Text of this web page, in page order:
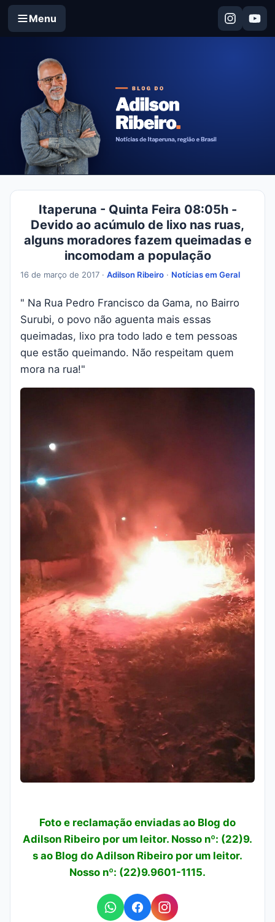
Menu
Itaperuna - Quinta Feira 08:05h -
Devido ao acúmulo de lixo nas ruas,
alguns moradores fazem queimadas e
incomodam a população
16 de março de 2017 · Adilson Ribeiro · Notícias em Geral
" Na Rua Pedro Francisco da Gama, no Bairro
Surubi, o povo não aguenta mais essas
queimadas, lixo pra todo lado e tem pessoas
que estão queimando. Não respeitam quem
mora na rua!"
Foto e reclamação enviadas ao Blog do
Adilson Ribeiro por um leitor. Nosso nº: (22)9.
s ao Blog do Adilson Ribeiro por um leitor.
Nosso nº: (22)9.9601-1115.